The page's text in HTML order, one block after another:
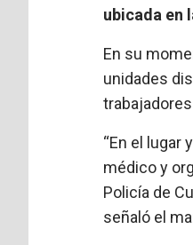
ubicada en
En su
unidades
“En el lugar
médico y
Policía de
señaló el